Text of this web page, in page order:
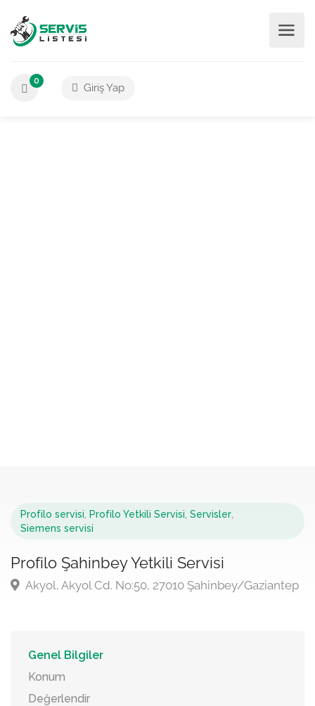
0
Giriş Yap
Profilo servisi Profilo Yetkili Servisi Servisler
Siemens servisi
Profilo Şahinbey Yetkili Servisi
Akyol, Akyol Cd. No:50, 27010 Şahinbey/Gaziantep
Genel Bilgiler
Konum
Değerlendir